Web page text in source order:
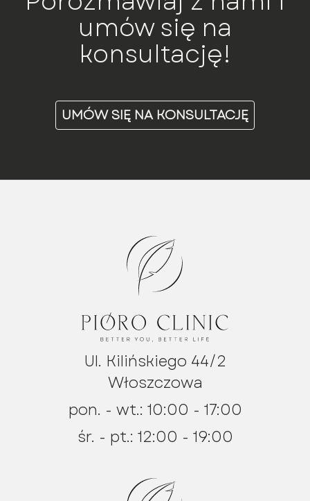
umów się na
konsultację!
UMÓW SIĘ NA KONSULTACJĘ
Ul. Kilińskiego 44/2
Włoszczowa
pon. - wt.: 10:00 - 17:00
śr. - pt.: 12:00 - 19:00